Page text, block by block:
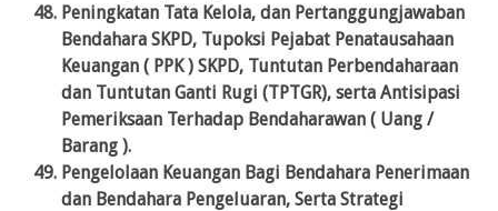
Peningkatan Tata Kelola, dan Pertanggungjawaban
Bendahara SKPD, Tupoksi Pejabat Penatausahaan
Keuangan ( PPK ) SKPD, Tuntutan Perbendaharaan
dan Tuntutan Ganti Rugi (TPTGR), serta Antisipasi
Pemeriksaan Terhadap Bendaharawan ( Uang /
Barang ).
Pengelolaan Keuangan Bagi Bendahara Penerimaan
dan Bendahara Pengeluaran, Serta Strategi